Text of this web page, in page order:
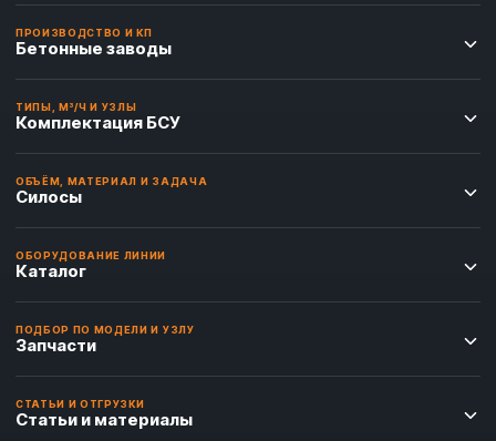
ПРОИЗВОДСТВО И КП
Бетонные заводы
ТИПЫ, М³/Ч И УЗЛЫ
Комплектация БСУ
ОБЪЁМ, МАТЕРИАЛ И ЗАДАЧА
Силосы
ОБОРУДОВАНИЕ ЛИНИИ
Каталог
ПОДБОР ПО МОДЕЛИ И УЗЛУ
Запчасти
СТАТЬИ И ОТГРУЗКИ
Статьи и материалы